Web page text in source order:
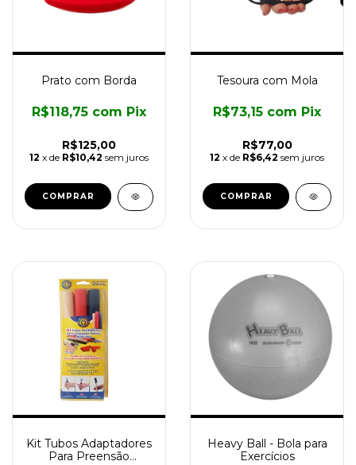
Prato com Borda
R$125,00
R$118,75 com Pix
12 x de R$10,42 sem juros
Tesoura com Mola
R$77,00
R$73,15 com Pix
12 x de R$6,42 sem juros
Kit Tubos Adaptadores
Para Preensão
Heavy Ball - Bola para
Exercícios